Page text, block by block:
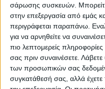
σάρωσης συσκευών. Μπορείτε
στην επεξεργασία από εμάς
περιγράφεται παραπάνω.
για να αρνηθείτε να
πιο λεπτομερείς πληροφορίες
σας πριν συναινέσετε. Λάβετε
των προσωπικών σας
συγκατάθεσή σας, αλλά έχετε